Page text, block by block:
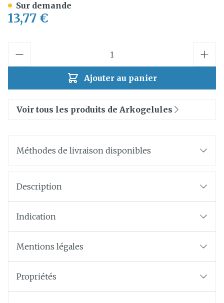
13,77 €
Ajouter au panier
Sur demande
Voir tous les produits de Arkogelules
Méthodes de livraison disponibles
Description
Indication
Mentions légales
Propriétés